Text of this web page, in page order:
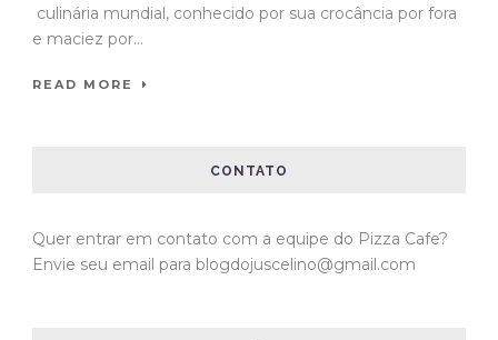
culinária mundial, conhecido por sua crocância por fora
e maciez por...
READ MORE
CONTATO
Quer entrar em contato com a equipe do Pizza Cafe?
Envie seu email para blogdojuscelino@gmail.com